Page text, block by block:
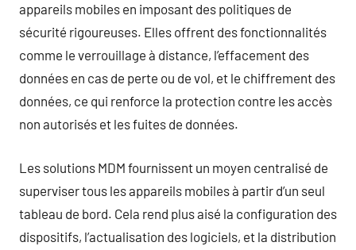
appareils mobiles en imposant des politiques de
sécurité rigoureuses. Elles offrent des fonctionnalités
comme le verrouillage à distance, l’effacement des
données en cas de perte ou de vol, et le chiffrement des
données, ce qui renforce la protection contre les accès
non autorisés et les fuites de données.
Les solutions MDM fournissent un moyen centralisé de
superviser tous les appareils mobiles à partir d’un seul
tableau de bord. Cela rend plus aisé la configuration des
dispositifs, l’actualisation des logiciels, et la distribution